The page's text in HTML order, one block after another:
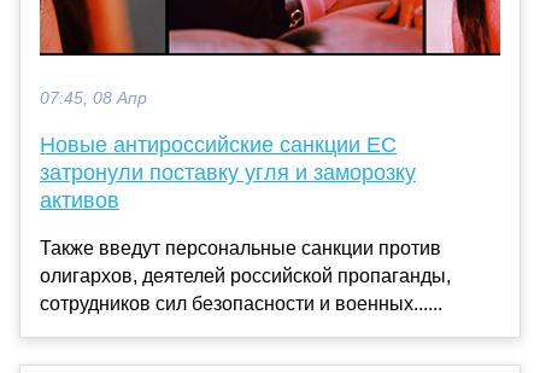
07:45, 08 Апр
Новые антироссийские санкции ЕС
затронули поставку угля и заморозку
активов
Также введут персональные санкции против
олигархов, деятелей российской пропаганды,
сотрудников сил безопасности и военных......